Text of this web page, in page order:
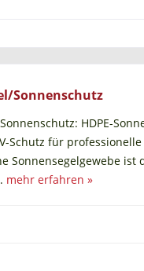
Sonnenschutz
HDPE-
Schutz für
Sonnensegelgewebe ist
mehr erfahren »